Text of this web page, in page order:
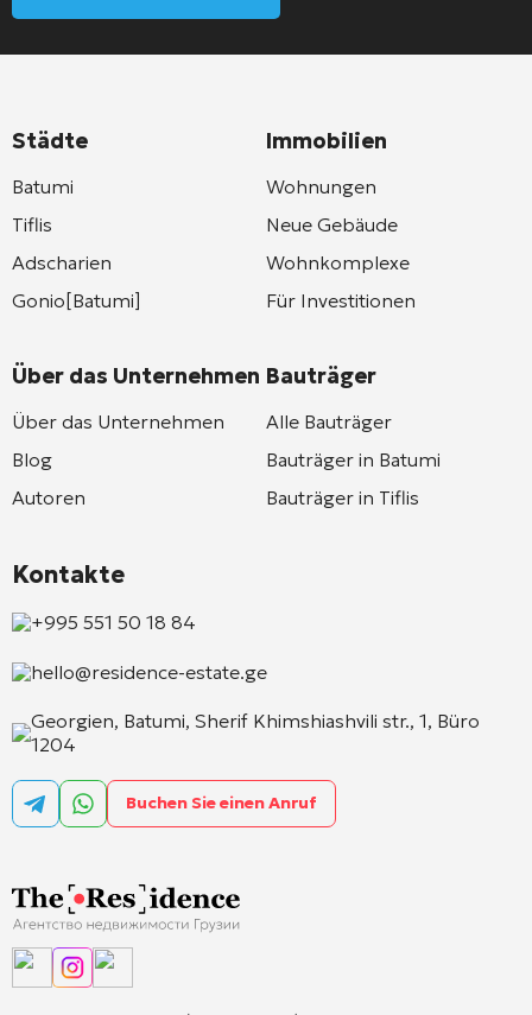
Städte
Batumi
Tiflis
Adscharien
Gonio[Batumi]
Über das Unternehmen
Über das Unternehmen
Blog
Autoren
Immobilien
Wohnungen
Neue Gebäude
Wohnkomplexe
Für Investitionen
Bauträger
Alle Bauträger
Bauträger in Batumi
Bauträger in Tiflis
Kontakte
+995 551 50 18 84
hello@residence-estate.ge
Georgien, Batumi, Sherif Khimshiashvili str., 1, Büro
1204
Buchen Sie einen Anruf